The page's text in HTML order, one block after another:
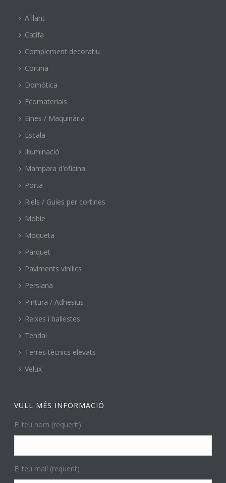
Aïllant
Catifa
Complement decoratiu
Cortina
Domòtica
Ecomaterials
Eines / Maquinària
Escala
Il·luminació
Mampara d’oficina
Porta
Riels / Guies per cortines
Moble
Moqueta
Parquet
Paviments vinílics
Persiana
Pintura / Adhesius
Reixes i ballestes
Tendal
Terres tècnics elevats
Velux
VULL MÉS INFORMACIÓ
El teu nom (requerit)
El teu mail (requerit)